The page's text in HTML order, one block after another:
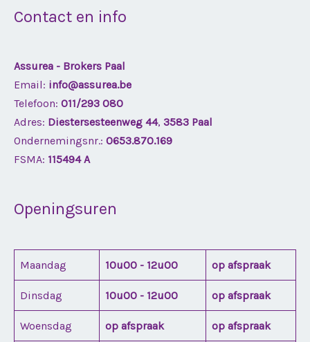
Contact en info
Assurea - Brokers Paal
Email: info@assurea.be
Telefoon: 011/293 080
Adres: Diestersesteenweg 44, 3583 Paal
Ondernemingsnr.: 0653.870.169
FSMA: 115494 A
Openingsuren
Maandag 10u00 - 12u00 op afspraak
Dinsdag 10u00 - 12u00 op afspraak
Woensdag op afspraak op afspraak